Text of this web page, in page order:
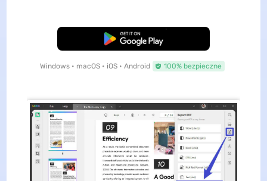
Pobierz za darmo
Windows • macOS • iOS • Android 100% bezpieczne